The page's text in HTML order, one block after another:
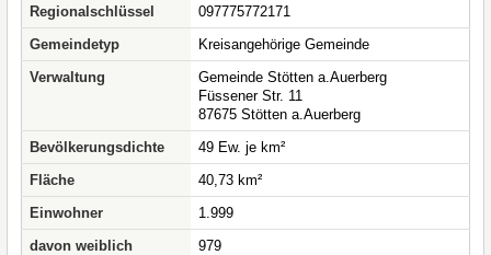
Regionalschlüssel
097775772171
Gemeindetyp
Kreisangehörige Gemeinde
Verwaltung
Gemeinde Stötten a.Auerberg
Füssener Str. 11
87675 Stötten a.Auerberg
Bevölkerungsdichte
49 Ew. je km²
Fläche
40,73 km²
Einwohner
1.999
davon weiblich
979